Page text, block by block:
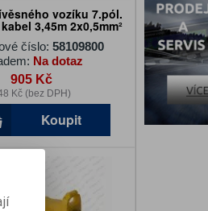
vozíku 7.pól.
3,45m 2x0,5mm²
číslo:58109800
Na dotaz
905 Kč
Kč (bez DPH)
Koupit